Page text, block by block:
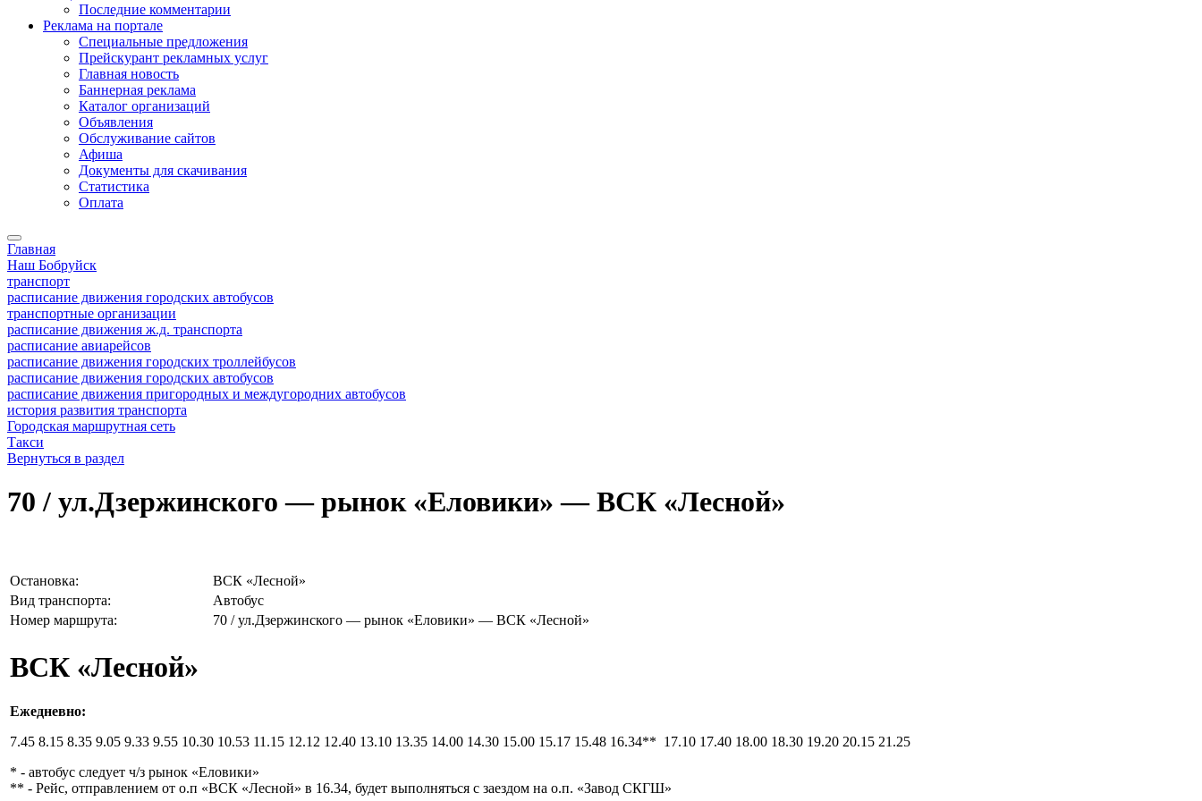
Последние комментарии
Реклама на портале
Специальные предложения
Прейскурант рекламных услуг
Главная новость
Баннерная реклама
Каталог организаций
Объявления
Обслуживание сайтов
Афиша
Документы для скачивания
Статистика
Оплата
Главная
Наш Бобруйск
транспорт
расписание движения городских автобусов
транспортные организации
расписание движения ж.д. транспорта
расписание авиарейсов
расписание движения городских троллейбусов
расписание движения городских автобусов
расписание движения пригородных и междугородних автобусов
история развития транспорта
Городская маршрутная сеть
Такси
Вернуться в раздел
70 / ул.Дзержинского — рынок «Еловики» — ВСК «Лесной»
Остановка:
ВСК «Лесной»
Вид транспорта:
Автобус
Номер маршрута:
70 / ул.Дзержинского — рынок «Еловики» — ВСК «Лесной»
ВСК «Лесной»
Ежедневно:
7.45 8.15 8.35 9.05 9.33 9.55 10.30 10.53 11.15 12.12 12.40 13.10 13.35 14.00 14.30 15.00 15.17 15.48 16.34** 17.10 17.40 18.00 18.30 19.20 20.15 21.25
* - автобус следует ч/з рынок «Еловики»
** - Рейс, отправлением от о.п «ВСК «Лесной» в 16.34, будет выполняться с заездом на о.п. «Завод СКГШ»